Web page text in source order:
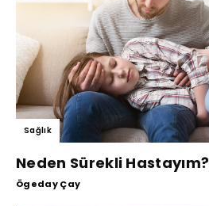
Sağlık
Neden Sürekli Hastayım?
Ögeday Çay